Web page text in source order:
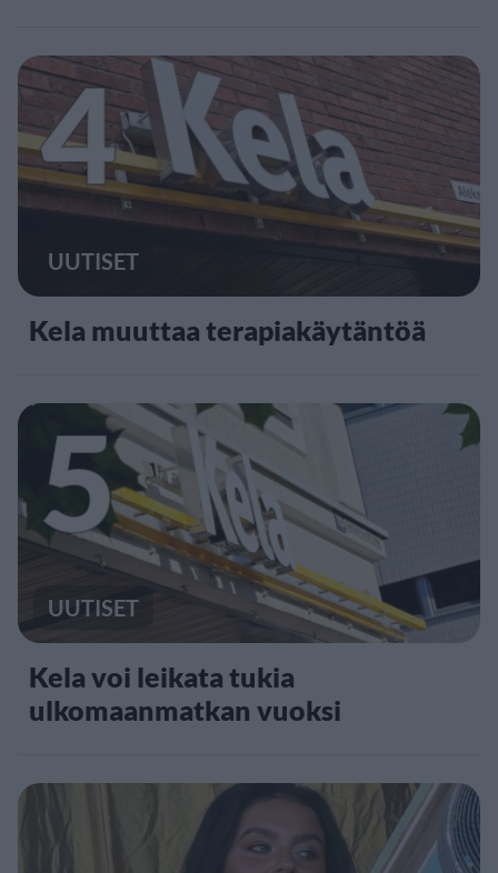
4
UUTISET
Kela muuttaa terapiakäytäntöä
5
UUTISET
Kela voi leikata tukia
ulkomaanmatkan vuoksi